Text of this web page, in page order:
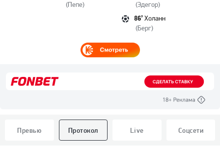
(Пепе) (Эдегор)
Холанн
86’
(Берг)
Превью Протокол Live Соцсети